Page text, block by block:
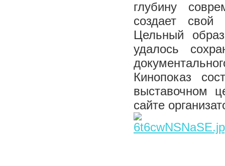
глубину
создает свой
Цельный
удалось
Кинопоказ
выставочном
сайте